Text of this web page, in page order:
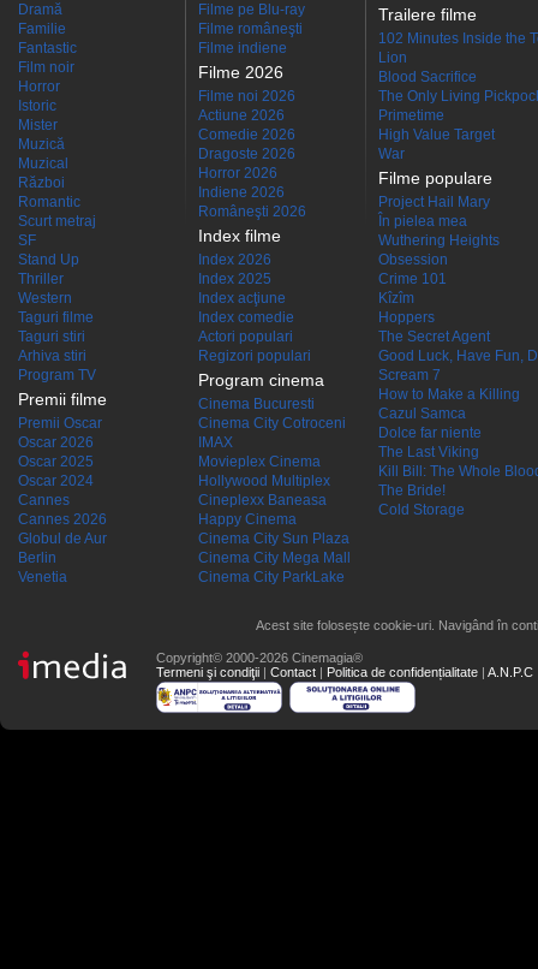
Dramă
Familie
Fantastic
Film noir
Horror
Istoric
Mister
Muzică
Muzical
Război
Romantic
Scurt metraj
SF
Stand Up
Thriller
Western
Taguri filme
Taguri stiri
Arhiva stiri
Program TV
Premii filme
Premii Oscar
Oscar 2026
Oscar 2025
Oscar 2024
Cannes
Cannes 2026
Globul de Aur
Berlin
Venetia
Filme pe Blu-ray
Filme româneşti
Filme indiene
Filme 2026
Filme noi 2026
Actiune 2026
Comedie 2026
Dragoste 2026
Horror 2026
Indiene 2026
Româneşti 2026
Index filme
Index 2026
Index 2025
Index acţiune
Index comedie
Actori populari
Regizori populari
Program cinema
Cinema Bucuresti
Cinema City Cotroceni
IMAX
Movieplex Cinema
Hollywood Multiplex
Cineplexx Baneasa
Happy Cinema
Cinema City Sun Plaza
Cinema City Mega Mall
Cinema City ParkLake
Trailere filme
102 Minutes Inside the
Lion
Blood Sacrifice
The Only Living
Primetime
High Value Target
War
Filme populare
Project Hail Mary
În pielea mea
Wuthering Heights
Obsession
Crime 101
Kîzîm
Hoppers
The Secret Agent
Good Luck, Have Fun,
Scream 7
How to Make a Killing
Cazul Samca
Dolce far niente
The Last Viking
Kill Bill: The Whole
The Bride!
Cold Storage
Acest site folosește cookie-uri. Navigând în
Copyright© 2000-2026 Cinemagia®
Termeni şi condiţii | Contact | Politica de confidențialitate | A.N.P.C